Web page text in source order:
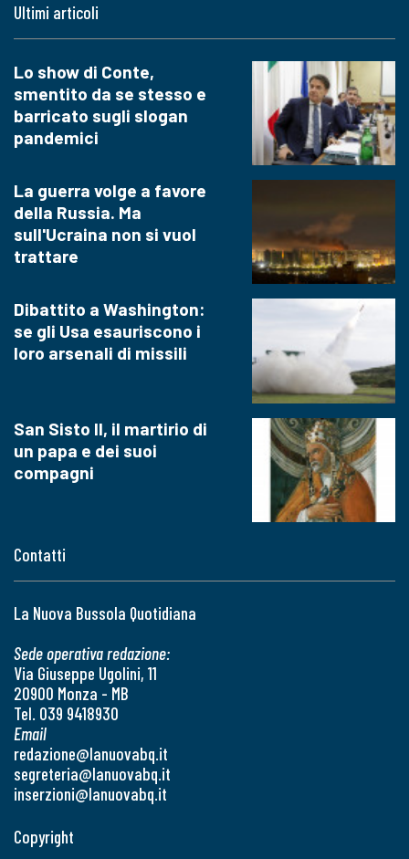
Contatti
La Nuova Bussola Quotidiana
Sede operativa redazione:
Via Giuseppe Ugolini, 11
20900 Monza - MB
Tel. 039 9418930
Email
redazione@lanuovabq.it
segreteria@lanuovabq.it
inserzioni@lanuovabq.it
Ultimi articoli
Lo show di Conte,
smentito da se stesso e
barricato sugli slogan
pandemici
La guerra volge a favore
della Russia. Ma
sull'Ucraina non si vuol
trattare
Dibattito a Washington:
se gli Usa esauriscono i
loro arsenali di missili
San Sisto II, il martirio di
un papa e dei suoi
compagni
Copyright